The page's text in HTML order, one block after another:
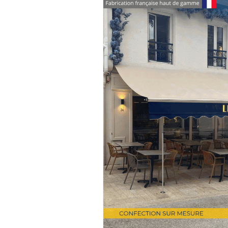
Tente - Abri - Chapiteau
Normes - Outils d'aide à la vente
Installation pour professionnel
voiles ou toiles acoustiques
Offre spéciale Engagement &
Protection solaire